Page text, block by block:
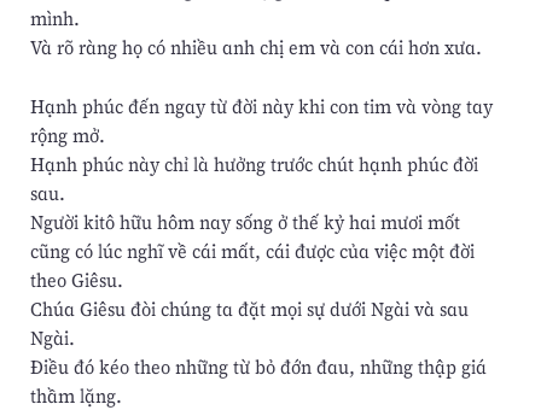
mình.
Và rõ ràng họ có nhiều anh chị em và con cái hơn xưa.
Hạnh phúc đến ngay từ đời này khi con tim và vòng tay
rộng mở.
Hạnh phúc này chỉ là hưởng trước chút hạnh phúc đời
sau.
Người kitô hữu hôm nay sống ở thế kỷ hai mươi mốt
cũng có lúc nghĩ về cái mất, cái được của việc một đời
theo Giêsu.
Chúa Giêsu đòi chúng ta đặt mọi sự dưới Ngài và sau
Ngài.
Điều đó kéo theo những từ bỏ đớn đau, những thập giá
thầm lặng.